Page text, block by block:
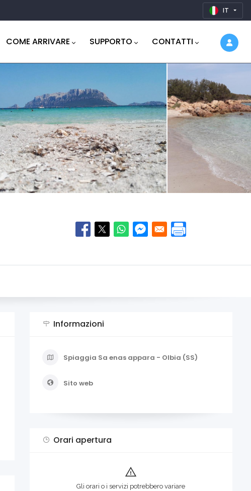
IT
COME ARRIVARE SUPPORTO CONTATTI
Informazioni
Spiaggia Sa enas appara - Olbia (SS)
Sito web
Orari apertura
Gli orari o i servizi potrebbero variare